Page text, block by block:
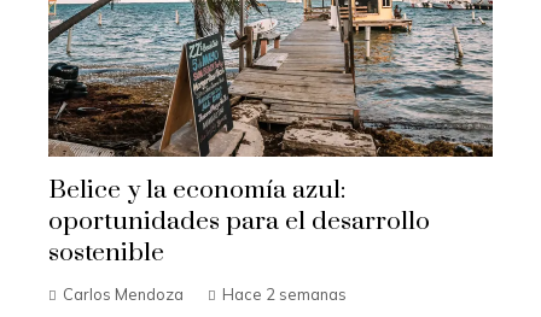
Belice y la economía azul:
oportunidades para el desarrollo
sostenible
Carlos Mendoza Hace 2 semanas